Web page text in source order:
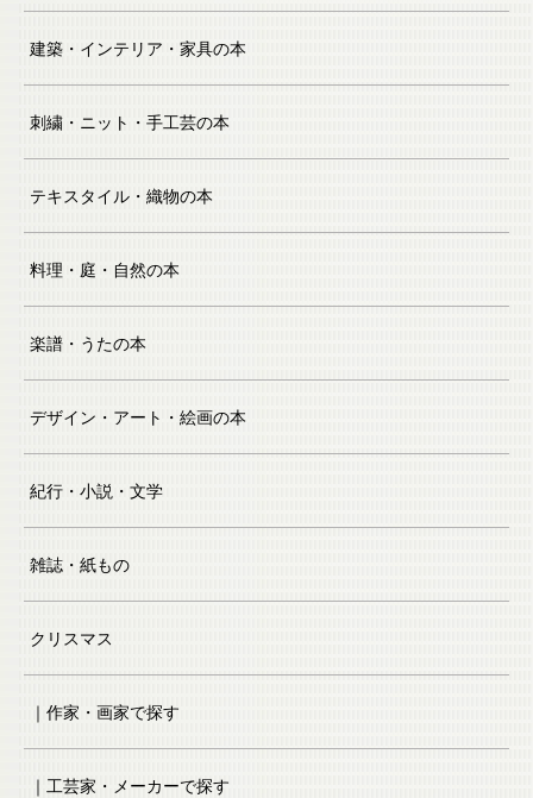
建築・インテリア・家具の本
刺繍・ニット・手工芸の本
テキスタイル・織物の本
料理・庭・自然の本
楽譜・うたの本
デザイン・アート・絵画の本
紀行・小説・文学
雑誌・紙もの
クリスマス
｜作家・画家で探す
｜工芸家・メーカーで探す